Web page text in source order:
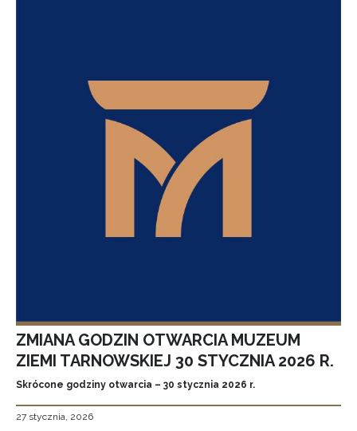
ZMIANA GODZIN OTWARCIA MUZEUM
ZIEMI TARNOWSKIEJ 30 STYCZNIA 2026 R.
Skrócone godziny otwarcia – 30 stycznia 2026 r.
27 stycznia, 2026